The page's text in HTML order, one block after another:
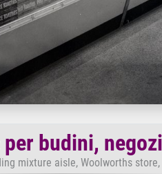
budini,
mixture aisle, Woolworths